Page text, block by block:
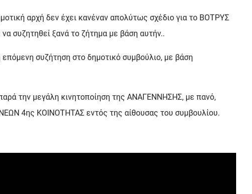
αρχή δεν έχει κανέναν απολύτως σχέδιο για το ΒΟΤΡΥΣ
συζητηθεί ξανά το ζήτημα με βάση αυτήν..
συζήτηση στο δημοτικό συμβούλιο, με βάση
την μεγάλη κινητοποίηση της ΑΝΑΓΕΝΝΗΣΗΣ, με πανό,
4ης ΚΟΙΝΟΤΗΤΑΣ εντός της αίθουσας του συμβουλίου.